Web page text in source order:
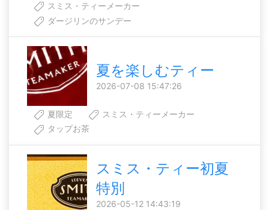
スミス・ティーメーカー
ダージリンのサンデー
夏を楽しむティー
2026-07-08 15:47:26
夏限定
スミス・ティーメーカー
タップお茶
スミス・ティー初夏
特別
2026-05-12 14:43:19